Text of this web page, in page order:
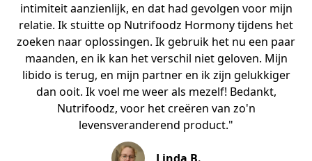
intimiteit aanzienlijk, en dat had gevolgen voor mijn
relatie. Ik stuitte op Nutrifoodz Hormony tijdens het
zoeken naar oplossingen. Ik gebruik het nu een paar
maanden, en ik kan het verschil niet geloven. Mijn
libido is terug, en mijn partner en ik zijn gelukkiger
dan ooit. Ik voel me weer als mezelf! Bedankt,
Nutrifoodz, voor het creëren van zo'n
levensveranderend product."